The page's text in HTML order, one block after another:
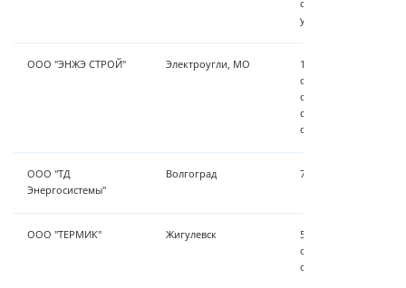
очистки, станция
установка
ООО "ЭНЖЭ СТРОЙ" Электроугли, МО
15 м³/час -
очистки, станция
обезжелезивания
станция подачи
обеззараживание.
ООО "ТД
Энергосистемы"
Волгоград 72 м³/час -
ООО "ТЕРМИК" Жигулевск
5.0 м³/час -
очистки, станция
обезжелезивания